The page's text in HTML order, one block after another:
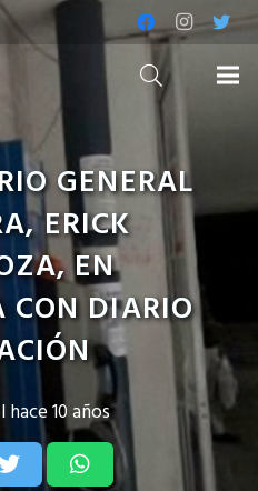
GENERAL
ERICK
EN
CON DIARIO
hace 10 años